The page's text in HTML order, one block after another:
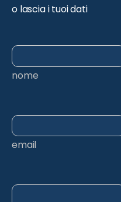
o lascia i tuoi dati
nome
email